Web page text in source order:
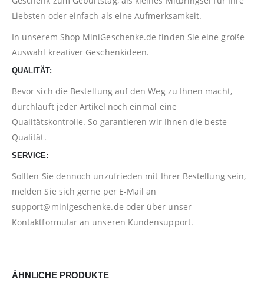
Liebsten oder einfach als eine Aufmerksamkeit.
In unserem Shop MiniGeschenke.de finden Sie eine große
Auswahl kreativer Geschenkideen.
QUALITÄT:
Bevor sich die Bestellung auf den Weg zu Ihnen macht,
durchläuft jeder Artikel noch einmal eine
Qualitätskontrolle. So garantieren wir Ihnen die beste
Qualität.
SERVICE:
Sollten Sie dennoch unzufrieden mit Ihrer Bestellung sein,
melden Sie sich gerne per E-Mail an
support@minigeschenke.de oder über unser
Kontaktformular an unseren Kundensupport.
ÄHNLICHE PRODUKTE